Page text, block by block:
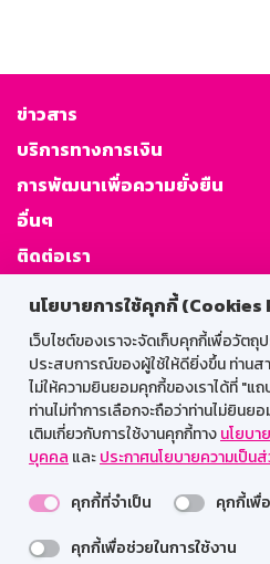
นโยบายการใช้คุกกี้ (Cookies
เว็บไซต์ของเราจะจัดเก็บคุกกี้เพื่อวัต
ประสบการณ์ของผู้ใช้ให้ดียิ่งขึ้น ท่านส
ไม่ให้ความยินยอมคุกกี้ของเราได้ที่ "แ
ท่านไม่ทำการเลือกจะถือว่าท่านไม่ยิน
เติมเกี่ยวกับการใช้งานคุกกี้ทางนโยบ
บุคคล และประกาศนโยบายความเป็น
คุกกี้ที่จำเป็น
คุกกี้เพื่
คุกกี้เพื่อช่วยในการใช้งาน
ข่าวสาร
บริการทางการเงิน
การพัฒนาเพื่อความยั่งยืน
อื่นๆ
ติดต่อเรา
GSB
สำหรับพนั
Web HR
GSB
เข้าสู่ระบบเ